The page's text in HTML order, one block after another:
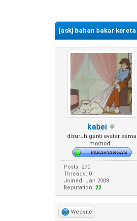
[ask] bahan bakar
kabei
disuruh ganti avatar sama
momod...
Posts: 270
Threads: 0
Joined: Jan 2009
Reputation: 22
Website